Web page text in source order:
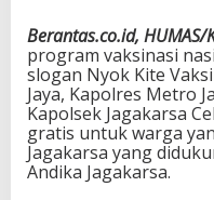
Berantas.co.id, HUMAS/
program vaksinasi
slogan Nyok Kite
Jaya, Kapolres Metro
Kapolsek Jagakarsa
gratis untuk warga
Jagakarsa yang
Andika Jagakarsa.